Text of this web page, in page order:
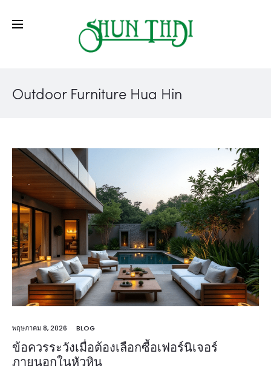
Outdoor Furniture Hua Hin
พฤษภาคม 8, 2026 BLOG
ข้อควรระวังเมื่อต้องเลือกซื้อเฟอร์นิเจอร์
ภายนอกในหัวหิน